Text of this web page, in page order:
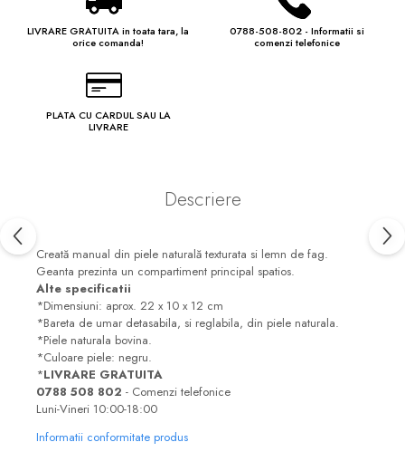
LIVRARE GRATUITA in toata tara, la
orice comanda!
0788-508-802 - Informatii si
comenzi telefonice
PLATA CU CARDUL SAU LA
LIVRARE
Descriere
Creată manual din piele naturală texturata si lemn de fag.
Geanta prezinta un compartiment principal spatios.
Alte specificatii
*Dimensiuni: aprox. 22 x 10 x 12 cm
*Bareta de umar detasabila, si reglabila, din piele naturala.
*Piele naturala bovina.
*Culoare piele: negru.
*LIVRARE GRATUITA
0788 508 802 - Comenzi telefonice
Luni-Vineri 10:00-18:00
Informatii conformitate produs